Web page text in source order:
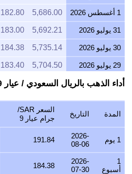
1 أغسطس 2026 5,686.00
182.80
31 يوليو 2026 5,692.21
183.00
30 يوليو 2026 5,735.14
184.38
29 يوليو 2026 5,704.50
183.40
28 يوليو 2026 5,673.85
182.41
27 يوليو 2026 5,736.26
184.42
26 يوليو 2026 5,712.30
183.65
25 يوليو 2026 5,701.31
24 يوليو 2026 5,734.25
184.36
23 يوليو 2026 5,692.75
أداء الذهب بالريال السعودي / عيار 9 جرام
المدة التاريخ
السعر SAR/
جرام عيار 9
1 يوم
2026-
08-06
191.84
1
أسبوع
2026-
07-30
184.38